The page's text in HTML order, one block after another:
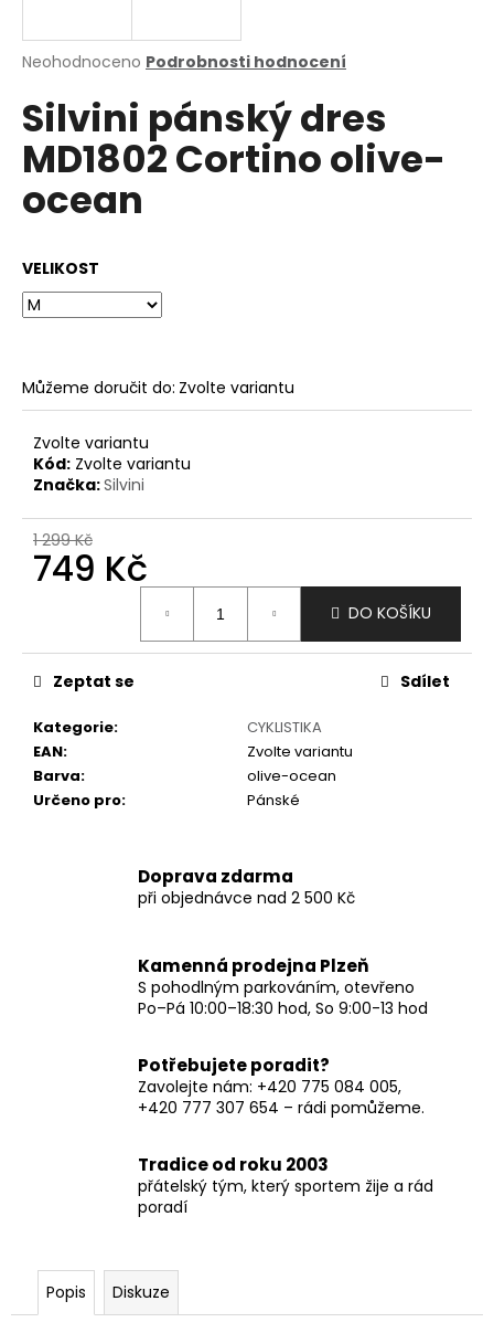
Průměrné
produktu
je
0,0
5
hvězdiček.
Neohodnoceno Podrobnosti hodnocení
Silvini pánský dres
MD1802 Cortino olive-
ocean
VELIKOST
Můžeme doručit do: Zvolte variantu
Zvolte variantu
Kód: Zvolte variantu
Značka:Silvini
1 299 Kč
749 Kč
DO KOŠÍKU
Kategorie:
CYKLISTIKA
EAN:
Zvolte variantu
Barva:
olive-ocean
Určeno pro: Pánské
Zeptat se Sdílet
Doprava zdarma
při objednávce nad 2 500 Kč
Kamenná prodejna Plzeň
S pohodlným parkováním, otevřeno
Po–Pá 10:00–18:30 hod, So 9:00-13 hod
Potřebujete poradit?
Zavolejte nám: +420 775 084 005,
+420 777 307 654 – rádi pomůžeme.
Tradice od roku 2003
přátelský tým, který sportem žije a rád
poradí
Popis Diskuze
j
t
?
o
p
u
č
u